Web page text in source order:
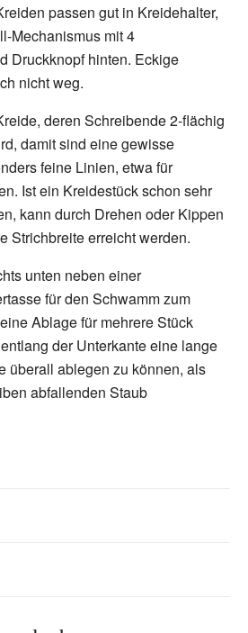
passen gut in Kreidehalter,
Mechanismus mit 4
Druckknopf hinten. Eckige
nicht weg.
deren Schreibende 2-flächig
damit sind eine gewisse
feine Linien, etwa für
Ist ein Kreidestück schon sehr
kann durch Drehen oder Kippen
Strichbreite erreicht werden.
unten neben einer
für den Schwamm zum
Ablage für mehrere Stück
der Unterkante eine lange
überall ablegen zu können, als
abfallenden Staub